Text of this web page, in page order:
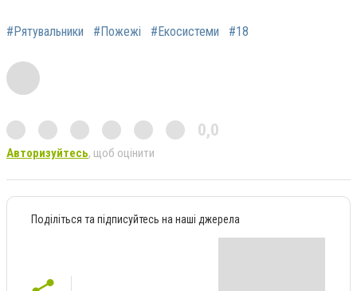
#Рятувальники #Пожежі #Екосистеми #18
0,0
Авторизуйтесь, щоб оцінити
Поділіться та підписуйтесь на наші джерела